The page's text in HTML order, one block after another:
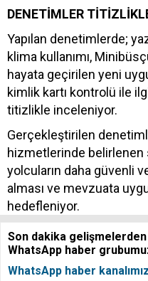
DENETİMLER
Yapılan denetimlerde;
klima kullanımı,
hayata geçirilen yeni
kimlik kartı kontrolü ile
titizlikle inceleniyor.
Gerçekleştirilen
hizmetlerinde belirlenen
yolcuların daha güvenli
alması ve mevzuata
hedefleniyor.
Son dakika
WhatsApp haber
WhatsApp haber